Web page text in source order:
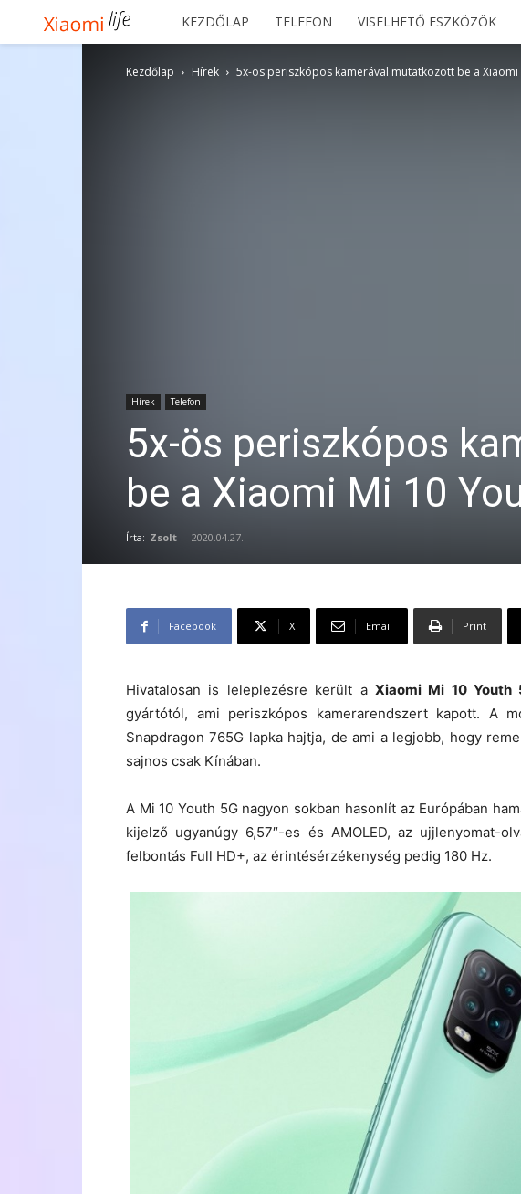
Xiaomilife
KEZDŐLAP TELEFON VISELHETŐ ESZKÖZÖK
Kezdőlap Hírek 5x-ös periszkópos kamerával mutatkozott be a Xiaomi
Hírek Telefon
5x-ös periszkópos
be a Xiaomi Mi 10
Írta: Zsolt - 2020.04.27.
Facebook X Email Print
Hivatalosan is leleplezésre került a Xiaomi Mi 10 Youth
gyártótól, ami periszkópos kamerarendszert kapott. A
Snapdragon 765G lapka hajtja, de ami a legjobb, hogy
sajnos csak Kínában.
A Mi 10 Youth 5G nagyon sokban hasonlít az Európában
kijelző ugyanúgy 6,57″-es és AMOLED, az ujjlenyomat-
felbontás Full HD+, az érintésérzékenység pedig 180 Hz.